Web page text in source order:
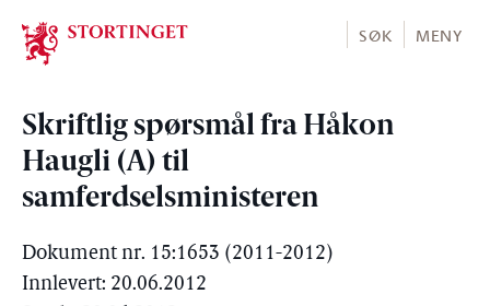
Stortinget.no
SØK MENY
Skriftlig spørsmål fra Håkon
Haugli (A) til
samferdselsministeren
Dokument nr. 15:1653 (2011-2012)
Innlevert: 20.06.2012